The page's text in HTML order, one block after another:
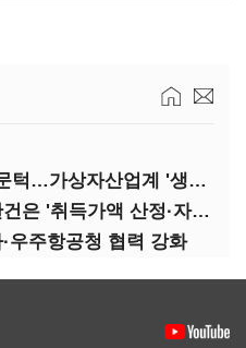
높아진 부채비율 200% 문턱…가상자산업계 '생존 시험대'
내년 코인 과세 강행…관건은 '취득가액 산정·자산 이동'
우주항공청 협력 강화